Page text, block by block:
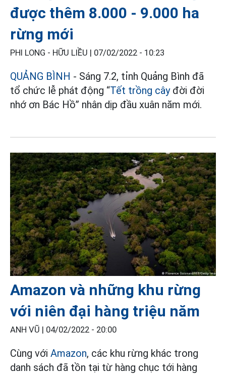
được thêm 8.000 - 9.000 ha
rừng mới
PHI LONG - HỮU LIỀU | 07/02/2022 - 10:23
QUẢNG BÌNH - Sáng 7.2, tỉnh Quảng Bình đã
tổ chức lễ phát động “Tết trồng câyđời đời
nhớ ơn Bác Hồ” nhân dịp đầu xuân năm mới.
Amazon và những khu rừng
với niên đại hàng triệu năm
ANH VŨ | 04/02/2022 - 20:00
Cùng với Amazon, các khu rừng khác trong
danh sách đã tồn tại từ hàng chục tới hàng